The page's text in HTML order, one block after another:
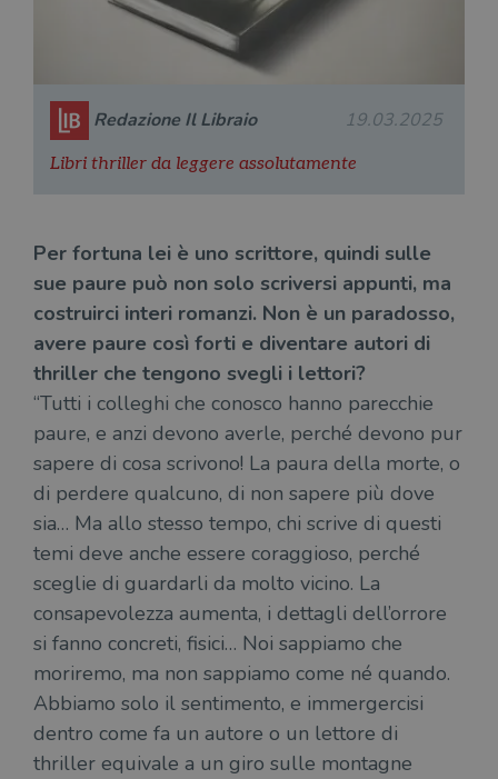
Redazione Il Libraio 19.03.2025
Libri thriller da leggere assolutamente
Per fortuna lei è uno scrittore, quindi sulle
sue paure può non solo scriversi appunti, ma
costruirci interi romanzi. Non è un paradosso,
avere paure così forti e diventare autori di
thriller che tengono svegli i lettori?
“Tutti i colleghi che conosco hanno parecchie
paure, e anzi devono averle, perché devono pur
sapere di cosa scrivono! La paura della morte, o
di perdere qualcuno, di non sapere più dove
sia… Ma allo stesso tempo, chi scrive di questi
temi deve anche essere coraggioso, perché
sceglie di guardarli da molto vicino. La
consapevolezza aumenta, i dettagli dell’orrore
si fanno concreti, fisici… Noi sappiamo che
moriremo, ma non sappiamo come né quando.
Abbiamo solo il sentimento, e immergercisi
dentro come fa un autore o un lettore di
thriller equivale a un giro sulle montagne